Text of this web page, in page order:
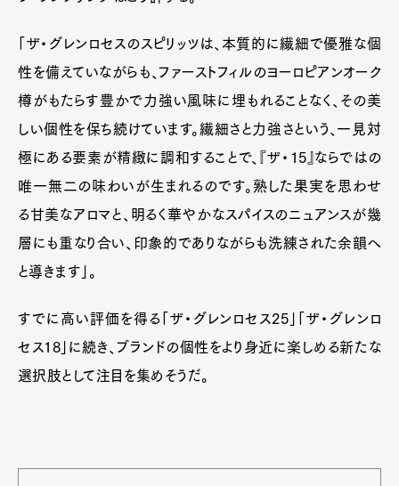
「ザ・グレンロセスのスピリッツは、本質的に繊細で優雅な個
性を備えていながらも、ファーストフィルのヨーロピアンオーク
樽がもたらす豊かで力強い風味に埋もれることなく、その美
しい個性を保ち続けています。繊細さと力強さという、一見対
極にある要素が精緻に調和することで、『ザ・15』ならではの
唯一無二の味わいが生まれるのです。熟した果実を思わせ
る甘美なアロマと、明るく華やかなスパイスのニュアンスが幾
層にも重なり合い、印象的でありながらも洗練された余韻へ
と導きます」。
すでに高い評価を得る「ザ・グレンロセス25」「ザ・グレンロ
セス18」に続き、ブランドの個性をより身近に楽しめる新たな
選択肢として注目を集めそうだ。